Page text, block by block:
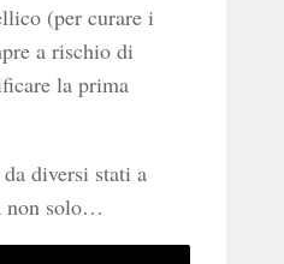
(per curare i
a rischio di
la prima
diversi stati a
non solo…